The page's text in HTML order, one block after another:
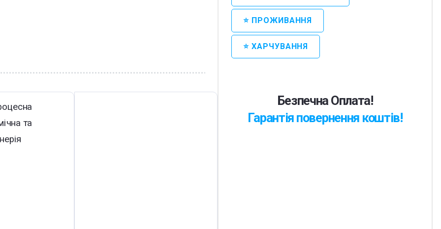
⭐ ПРОЖИВАННЯ
⭐ ХАРЧУВАННЯ
Безпечна Оплата!
Гарантія повернення коштів!